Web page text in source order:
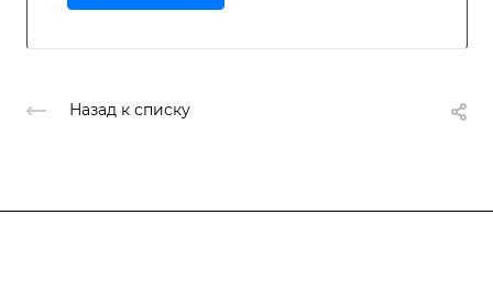
Назад к списку